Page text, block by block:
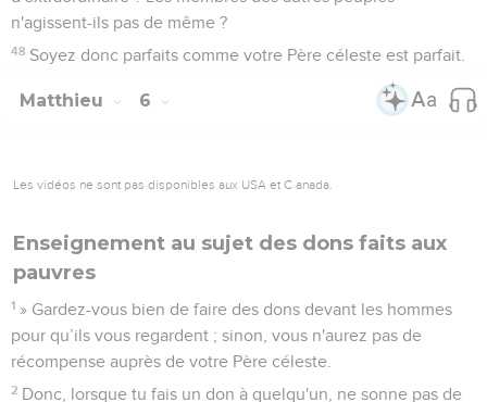
n'agissent-ils pas de même ?
48 Soyez donc parfaits comme votre Père céleste est parfait.
Matthieu 6
Les vidéos ne sont pas disponibles aux USA et C anada.
Enseignement au sujet des dons faits aux
pauvres
1 » Gardez-vous bien de faire des dons devant les hommes
pour qu’ils vous regardent ; sinon, vous n'aurez pas de
récompense auprès de votre Père céleste.
2 Donc, lorsque tu fais un don à quelqu'un, ne sonne pas de